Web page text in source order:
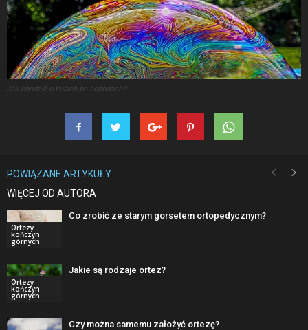
Jak chodzić o kulach po schodach?
POWIĄZANE ARTYKUŁY
WIĘCEJ OD AUTORA
Ortezy
kończyn
górnych
Co zrobić ze starym gorsetem ortopedycznym?
Ortezy
kończyn
górnych
Jakie są rodzaje ortez?
Czy można samemu założyć ortezę?